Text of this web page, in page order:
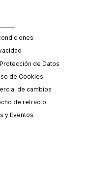
de Datos
de Cookies
de cambios
de retracto
y Eventos